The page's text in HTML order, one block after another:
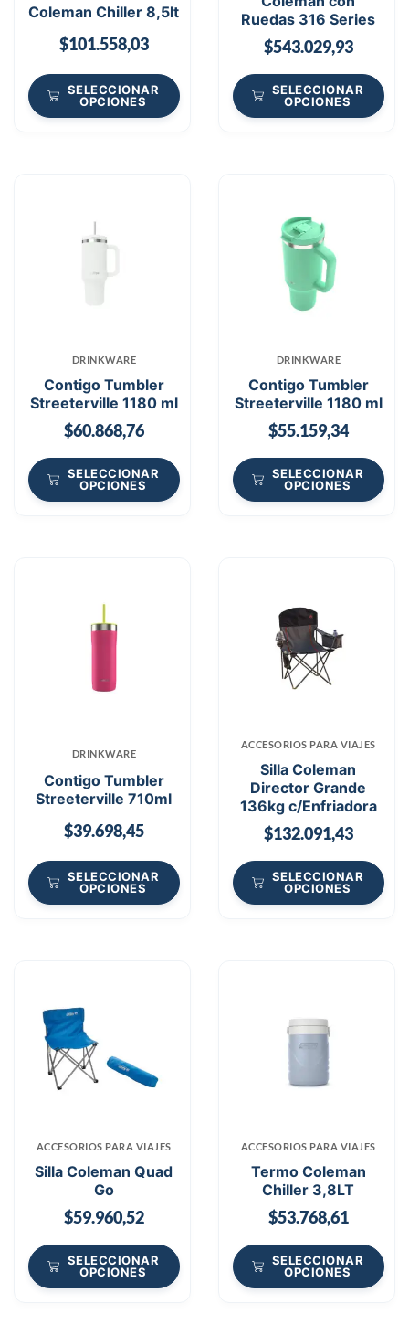
Coleman Chiller 8,5lt
$101.558,03
SELECCIONAR
OPCIONES
Ruedas 316 Series
$543.029,93
SELECCIONAR
OPCIONES
DRINKWARE
Contigo Tumbler
Streeterville 1180 ml
$60.868,76
SELECCIONAR
OPCIONES
DRINKWARE
Contigo Tumbler
Streeterville 1180 ml
$55.159,34
SELECCIONAR
OPCIONES
DRINKWARE
Contigo Tumbler
Streeterville 710ml
$39.698,45
SELECCIONAR
OPCIONES
ACCESORIOS PARA VIAJES
Silla Coleman
Director Grande
136kg c/Enfriadora
$132.091,43
SELECCIONAR
OPCIONES
ACCESORIOS PARA VIAJES
Silla Coleman Quad
Go
$59.960,52
SELECCIONAR
OPCIONES
ACCESORIOS PARA VIAJES
Termo Coleman
Chiller 3,8LT
$53.768,61
SELECCIONAR
OPCIONES